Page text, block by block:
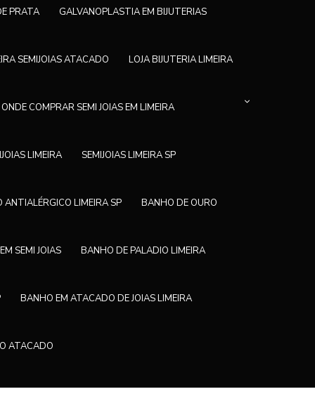
PRATA GALVANOPLASTIA EM BIJUTERIAS
SEMIJOIAS ATACADO LOJA BIJUTERIA LIMEIRA
ONDE COMPRAR SEMI JOIAS EM LIMEIRA
LIMEIRA SEMIJOIAS LIMEIRA SP
ANTIALÉRGICO LIMEIRA SP BANHO DE OURO
SEMI JOIAS BANHO DE PALADIO LIMEIRA
BANHO EM ATACADO DE JOIAS LIMEIRA
ATACADO